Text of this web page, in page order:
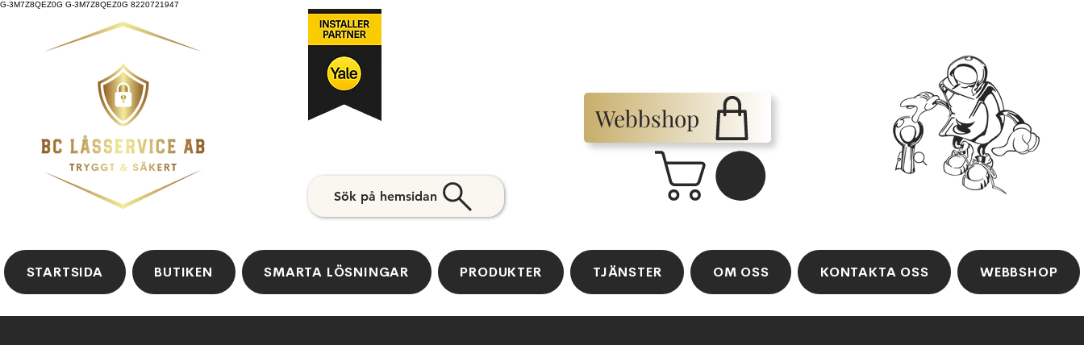
G-3M7Z8QEZ0G G-3M7Z8QEZ0G 8220721947
Sök på hemsidan
Webbshop
STARTSIDA BUTIKEN SMARTA LÖSNINGAR PRODUKTER TJÄNSTER OM OSS KONTAKTA OSS WEBBSHOP